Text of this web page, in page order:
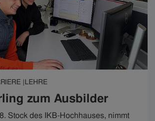
|LEHRE
zum Ausbilder
Stock des IKB-Hochhauses, nimmt